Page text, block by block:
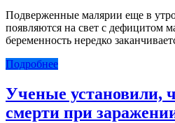
Подверженные малярии еще в
появляются на свет с дефицитом
беременность нередко
Подробнее
Ученые установили,
смерти при